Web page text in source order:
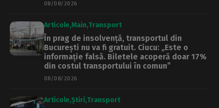
08/08/2026
Articole Main Transport
În prag de insolvență, transportul din
București nu va fi gratuit. Ciucu: „Este o
informație falsă. Biletele acoperă doar 17%
din costul transportului în comun”
08/08/2026
Articole Știri Transport